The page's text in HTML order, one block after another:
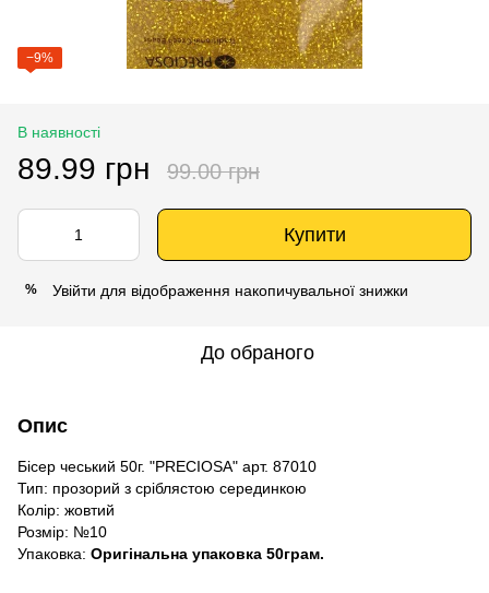
−9%
В наявності
89.99 грн 99.00 грн
Купити
% Увійти для відображення накопичувальної знижки
До обраного
Опис
Бісер чеський 50г. "PRECIOSA" арт. 87010
Тип: прозорий з сріблястою серединкою
Колір: жовтий
Розмір: №10
Упаковка: Оригінальна упаковка 50грам.